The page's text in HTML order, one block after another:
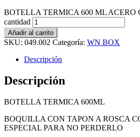
BOTELLA TERMICA 600 ML ACERO
cantidad
Añadir al carrito
SKU: 049.002 Categoría: WN BOX
Descripción
Descripción
BOTELLA TERMICA 600ML
BOQUILLA CON TAPON A ROSCA
ESPECIAL PARA NO PERDERLO